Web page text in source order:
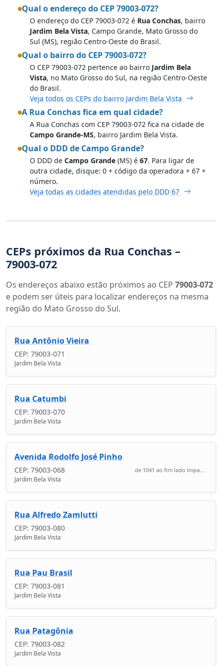
Qual o endereço do CEP 79003-072?
O endereço do CEP 79003-072 é Rua Conchas, bairro
Jardim Bela Vista, Campo Grande, Mato Grosso do
Sul (MS), região Centro-Oeste do Brasil.
Qual o bairro do CEP 79003-072?
O CEP 79003-072 pertence ao bairro Jardim Bela
Vista, no Mato Grosso do Sul, na região Centro-Oeste
do Brasil.
Veja todos os CEPs do bairro Jardim Bela Vista
A Rua Conchas fica em qual cidade?
A Rua Conchas com CEP 79003-072 fica na cidade de
Campo Grande-MS, bairro Jardim Bela Vista.
Qual o DDD de Campo Grande?
O DDD de Campo Grande (MS) é 67. Para ligar de
outra cidade, disque: 0 + código da operadora + 67 +
número.
Veja todas as cidades atendidas pelo DDD 67
CEPs próximos da Rua Conchas –
79003-072
Os endereços abaixo estão próximos ao CEP 79003-072
e podem ser úteis para localizar endereços na mesma
região do Mato Grosso do Sul.
Rua Antônio Vieira
CEP: 79003-071
Jardim Bela Vista
Rua Catumbi
CEP: 79003-070
Jardim Bela Vista
Avenida Rodolfo José Pinho
CEP: 79003-068 de 1041 ao fim lado ímpa...
Jardim Bela Vista
Rua Alfredo Zamlutti
CEP: 79003-080
Jardim Bela Vista
Rua Pau Brasil
CEP: 79003-081
Jardim Bela Vista
Rua Patagônia
CEP: 79003-082
Jardim Bela Vista